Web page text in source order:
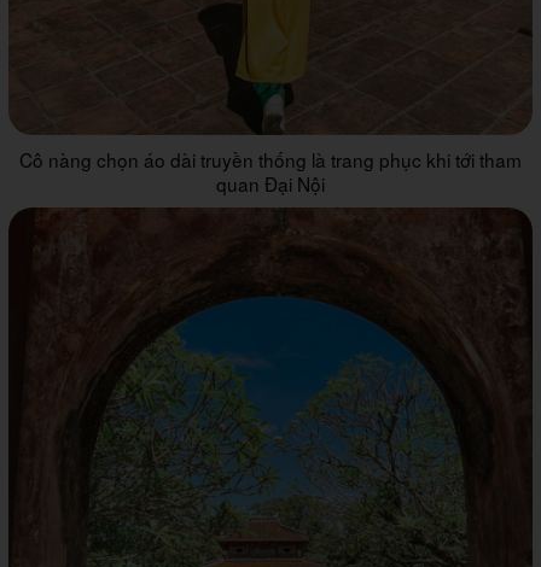
Cô nàng chọn áo dài truyền thống là trang phục khi tới tham
quan Đại Nội